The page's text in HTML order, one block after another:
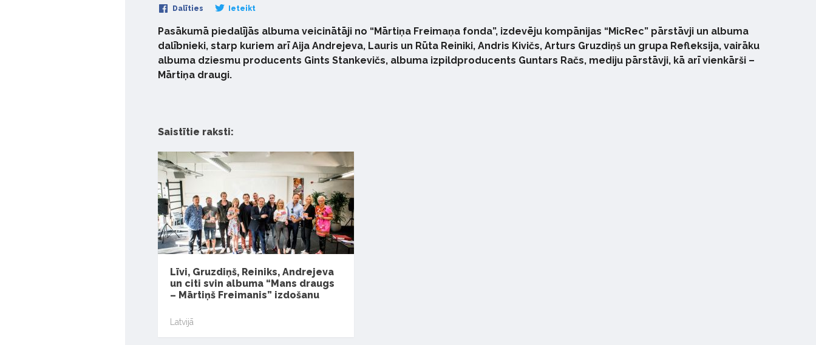
Dalīties Ieteikt
Pasākumā piedalījās albuma veicinātāji no “Mārtiņa Freimaņa fonda”, izdevēju kompānijas “MicRec” pārstāvji un albuma
dalībnieki, starp kuriem arī Aija Andrejeva, Lauris un Rūta Reiniki, Andris Kivičs, Arturs Gruzdiņš un grupa Refleksija, vairāku
albuma dziesmu producents Gints Stankevičs, albuma izpildproducents Guntars Račs, mediju pārstāvji, kā arī vienkārši –
Mārtiņa draugi.
Saistītie raksti:
Līvi, Gruzdiņš, Reiniks, Andrejeva
un citi svin albuma “Mans draugs
– Mārtiņš Freimanis” izdošanu
Latvijā